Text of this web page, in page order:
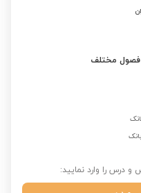
درس را وارد نمایید: